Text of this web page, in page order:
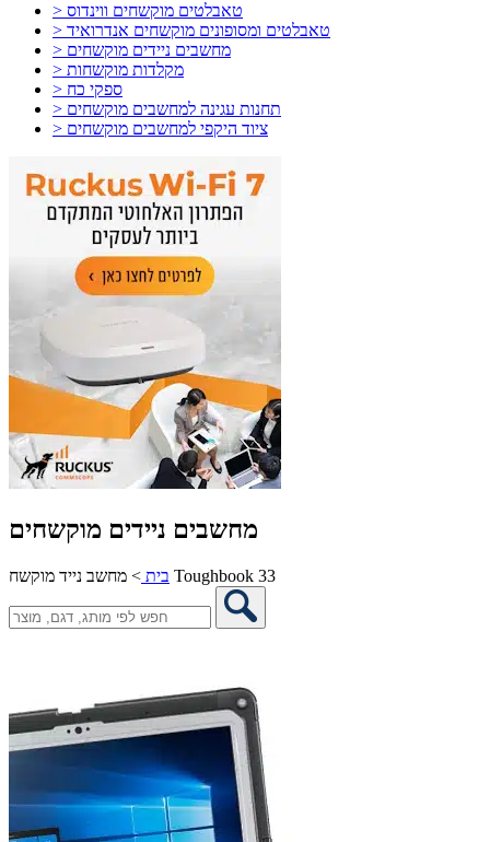
> טאבלטים מוקשחים ווינדוס
> טאבלטים ומסופונים מוקשחים אנדרואיד
> מחשבים ניידים מוקשחים
> מקלדות מוקשחות
> ספקי כח
> תחנות עגינה למחשבים מוקשחים
> ציוד היקפי למחשבים מוקשחים
מחשבים ניידים מוקשחים
בית > מחשב נייד מוקשח Toughbook 33